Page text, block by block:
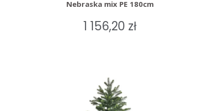
Nebraska mix PE 180cm
1 156,20 zł